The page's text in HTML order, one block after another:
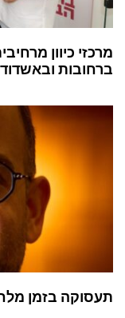
מרכזי כיוון
ברחובות ובאשדוד
תעסוקה בזמן